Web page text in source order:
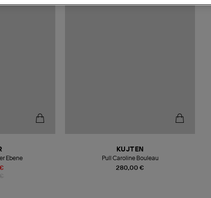
Ebene
280,00 €
KUJTEN
Pull Caroline Bouleau